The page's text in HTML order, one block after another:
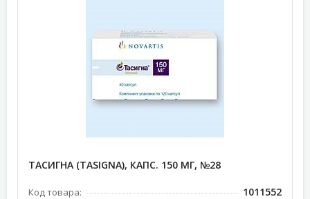
ТАСИГНА (TASIGNA), КАПС. 150 МГ, №28
Код товара: 1011552